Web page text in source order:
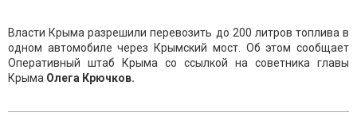
Власти Крыма разрешили перевозить до 200 литров топлива в
одном автомобиле через Крымский мост. Об этом сообщает
Оперативный штаб Крыма со ссылкой на советника главы
Крыма Олега Крючков.